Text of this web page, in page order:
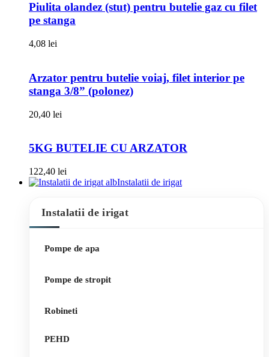
Piulita olandez (stut) pentru butelie gaz cu filet
pe stanga
4,08 lei
Arzator pentru butelie voiaj, filet interior pe
stanga 3/8” (polonez)
20,40 lei
5KG BUTELIE CU ARZATOR
122,40 lei
Instalatii de irigat
Instalatii de irigat
Pompe de apa
Pompe de stropit
Robineti
PEHD